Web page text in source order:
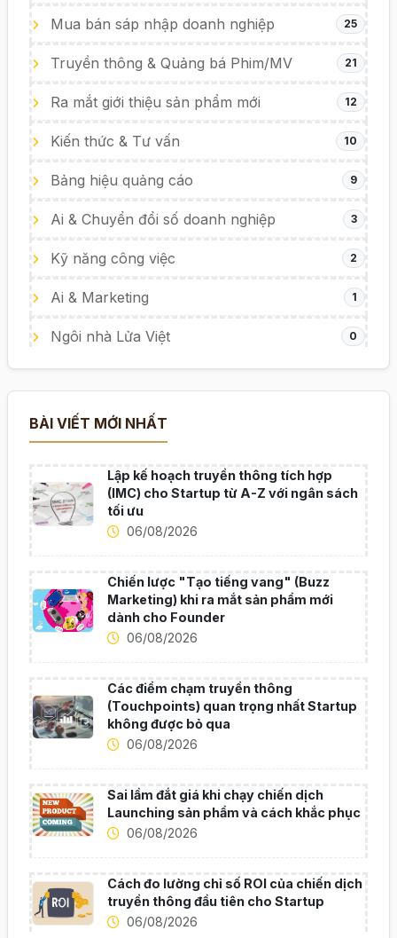
Mua bán sáp nhập doanh nghiệp 25
Truyền thông & Quảng bá Phim/MV 21
Ra mắt giới thiệu sản phẩm mới 12
Kiến thức & Tư vấn 10
Bảng hiệu quảng cáo 9
Ai & Chuyển đổi số doanh nghiệp 3
Kỹ năng công việc 2
Ai & Marketing 1
Ngôi nhà Lửa Việt 0
BÀI VIẾT MỚI NHẤT
Lập kế hoạch truyền thông tích hợp
(IMC) cho Startup từ A-Z với ngân sách
tối ưu
06/08/2026
Chiến lược "Tạo tiếng vang" (Buzz
Marketing) khi ra mắt sản phẩm mới
dành cho Founder
06/08/2026
Các điểm chạm truyền thông
(Touchpoints) quan trọng nhất Startup
không được bỏ qua
06/08/2026
Sai lầm đắt giá khi chạy chiến dịch
Launching sản phẩm và cách khắc phục
06/08/2026
Cách đo lường chỉ số ROI của chiến dịch
truyền thông đầu tiên cho Startup
06/08/2026